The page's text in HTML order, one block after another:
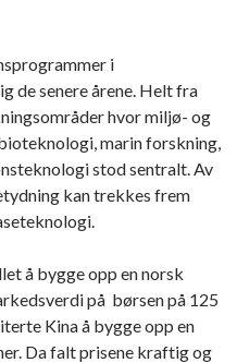
i
de senere årene. Helt fra
hvor miljø- og
marin forskning,
stod sentralt. Av
kan trekkes frem
å bygge opp en norsk
på børsen på 125
Kina å bygge opp en
Da falt prisene kraftig og